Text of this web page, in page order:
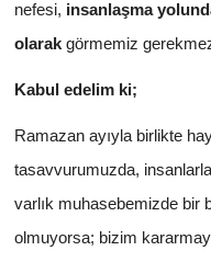
nefesi, insanlaşma
olarak görmemiz
Kabul edelim ki;
Ramazan ayıyla birlikte
tasavvurumuzda,
varlık muhasebemizde bir
olmuyorsa; bizim